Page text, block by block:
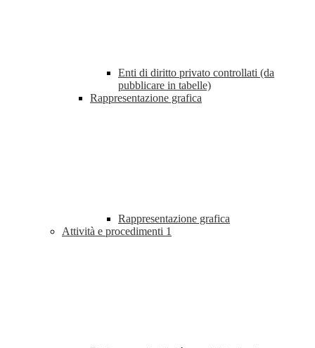
Enti di diritto privato controllati (da
pubblicare in tabelle)
Rappresentazione grafica
Rappresentazione grafica
Attività e procedimenti 1